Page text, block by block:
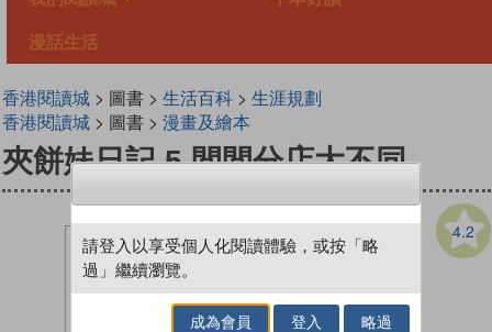
漫話生活
香港閱讀城> 圖書 > 生活百科> 生涯規劃
香港閱讀城> 圖書 > 漫畫及繪本
夾餅妹日記 5 間間分店大不同
4.2
請登入以享受個人化閱讀體驗，或按「略
過」繼續瀏覽。
成為會員 登入 略過